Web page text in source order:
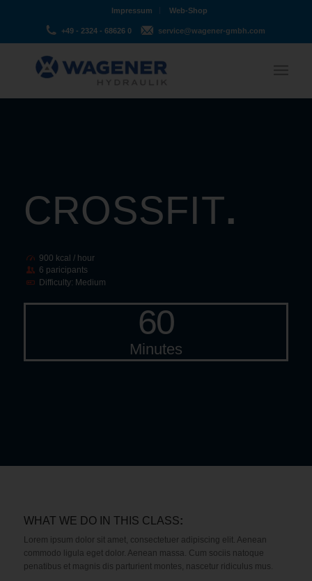
Impressum Web-Shop
+49 - 2324 - 68626 0 service@wagener-gmbh.com
CROSSFIT.
900 kcal / hour
6 paricipants
Difficulty: Medium
60
Minutes
WHAT WE DO IN THIS CLASS:
Lorem ipsum dolor sit amet, consectetuer adipiscing elit. Aenean
commodo ligula eget dolor. Aenean massa. Cum sociis natoque
penatibus et magnis dis parturient montes, nascetur ridiculus mus.